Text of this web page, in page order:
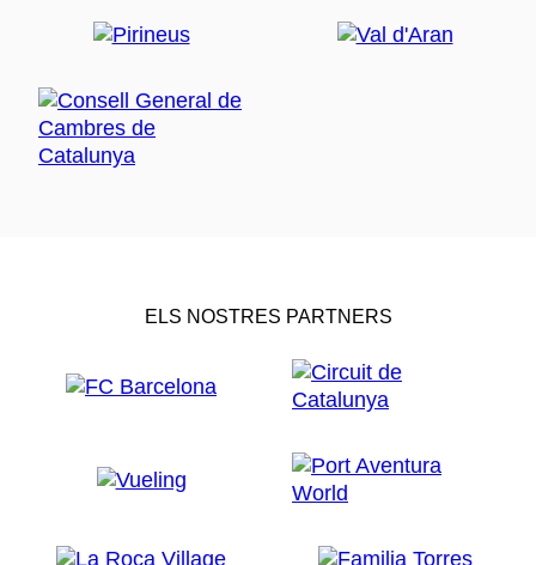
ELS NOSTRES PARTNERS